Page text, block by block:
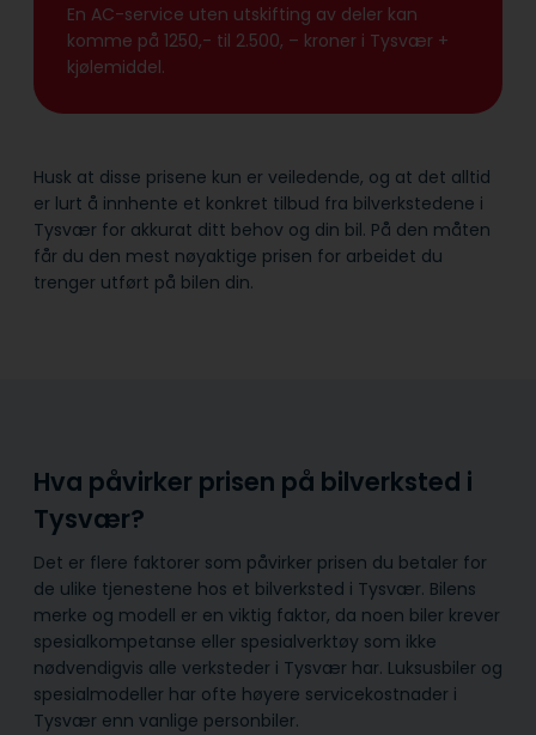
En AC-service uten utskifting av deler kan
komme på 1250,- til 2.500, – kroner i Tysvær +
kjølemiddel.
Husk at disse prisene kun er veiledende, og at det alltid
er lurt å innhente et konkret tilbud fra bilverkstedene i
Tysvær for akkurat ditt behov og din bil. På den måten
får du den mest nøyaktige prisen for arbeidet du
trenger utført på bilen din.
Hva påvirker prisen på bilverksted i
Tysvær?
Det er flere faktorer som påvirker prisen du betaler for
de ulike tjenestene hos et bilverksted i Tysvær. Bilens
merke og modell er en viktig faktor, da noen biler krever
spesialkompetanse eller spesialverktøy som ikke
nødvendigvis alle verksteder i Tysvær har. Luksusbiler og
spesialmodeller har ofte høyere servicekostnader i
Tysvær enn vanlige personbiler.